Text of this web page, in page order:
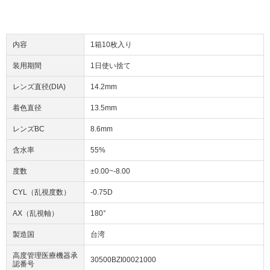
内容 1箱10枚入り
装用期間 1日使い捨て
レンズ直径(DIA) 14.2mm
着色直径 13.5mm
レンズBC 8.6mm
含水率 55%
度数 ±0.00~-8.00
CYL（乱視度数） -0.75D
AX（乱視軸） 180°
製造国 台湾
高度管理医療機器承
認番号
30500BZI00021000